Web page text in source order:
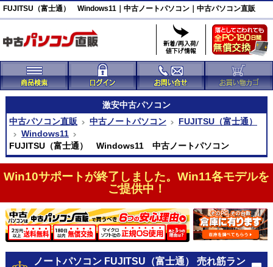
FUJITSU（富士通） Windows11｜中古ノートパソコン｜中古パソコン直販
激安中古パソコン
中古パソコン直販
中古ノートパソコン
FUJITSU（富士通）
Windows11
FUJITSU（富士通） Windows11 中古ノートパソコン
Win10サポートが終了しました。Win11各モデルを
ご提供中！
ノートパソコン FUJITSU（富士通） 売れ筋ラン